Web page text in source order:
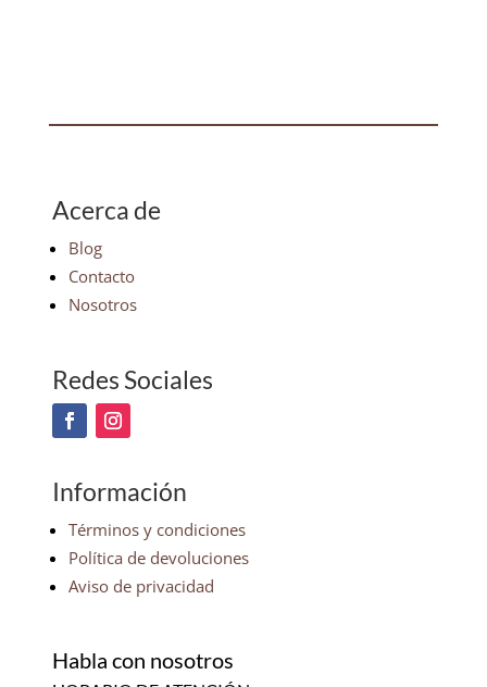
Acerca de
Blog
Contacto
Nosotros
Redes Sociales
Información
Términos y condiciones
Política de devoluciones
Aviso de privacidad
Habla con nosotros